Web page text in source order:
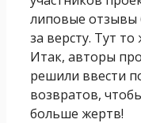
липовые
за версту. Тут то
Итак, авторы
решили ввести
возвратов,
больше жертв!